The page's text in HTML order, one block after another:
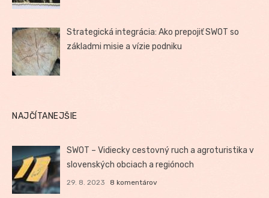
Strategická integrácia: Ako prepojiť SWOT so
základmi misie a vízie podniku
NAJČÍTANEJŠIE
SWOT – Vidiecky cestovný ruch a agroturistika v
slovenských obciach a regiónoch
29. 8. 2023 8 komentárov